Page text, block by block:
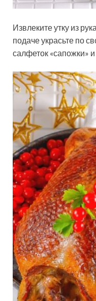
Извлеките утку из
подаче украсьте по
салфеток «сапожки»